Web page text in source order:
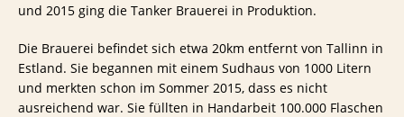
und 2015 ging die Tanker Brauerei in Produktion.
Die Brauerei befindet sich etwa 20km entfernt von Tallinn in
Estland. Sie begannen mit einem Sudhaus von 1000 Litern
und merkten schon im Sommer 2015, dass es nicht
ausreichend war. Sie füllten in Handarbeit 100.000 Flaschen